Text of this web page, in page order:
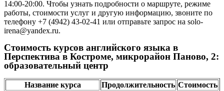
14:00-20:00. Чтобы узнать подробности о маршруте, режиме
работы, стоимости услуг и другую информацию, звоните по
телефону +7 (4942) 43-02-41 или отправьте запрос на solo-
irena@yandex.ru.
Стоимость курсов английского языка в
Перспектива в Костроме, микрорайон Паново, 2:
образовательный центр
Название курса Продолжительность Стоимость